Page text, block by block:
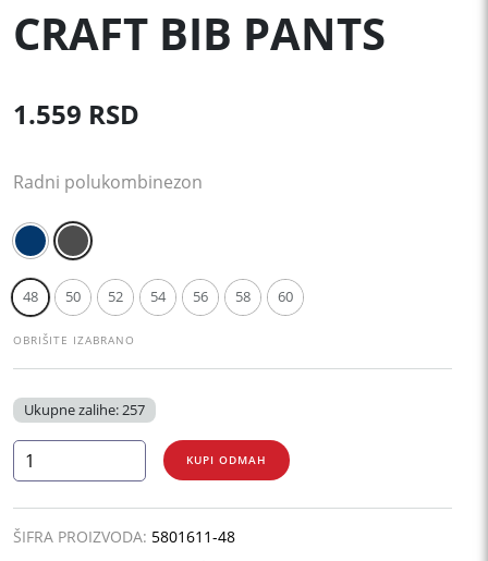
CRAFT BIB PANTS
1.559 RSD
Radni polukombinezon
48 50 52 54 56 58 60
OBRIŠITE IZABRANO
Ukupne zalihe: 257
CRAFT
BIB
PANTS
količina
KUPI ODMAH
ŠIFRA PROIZVODA: 5801611-48